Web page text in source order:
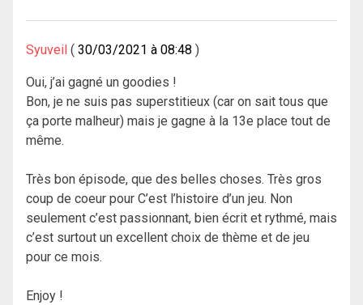
Syuveil 30/03/2021 à 08:48
Oui, j’ai gagné un goodies !
Bon, je ne suis pas superstitieux (car on sait tous que
ça porte malheur) mais je gagne à la 13e place tout de
même.
Très bon épisode, que des belles choses. Très gros
coup de coeur pour C’est l’histoire d’un jeu. Non
seulement c’est passionnant, bien écrit et rythmé, mais
c’est surtout un excellent choix de thème et de jeu
pour ce mois.
Enjoy !